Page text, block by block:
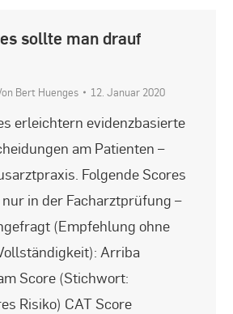
sollte man drauf
Bert Huenges 12. Januar 2020
erleichtern evidenzbasierte
am Patienten –
Folgende Scores
in der Facharztprüfung –
(Empfehlung ohne
Arriba
Score (Stichwort:
Risiko) CAT Score